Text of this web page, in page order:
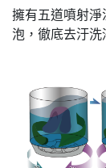
擁有五道噴射
泡，徹底去汙洗